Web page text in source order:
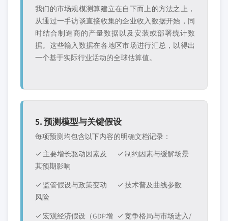
我们的市场规模测算建立在自下而上的方法之上，
从通过一手访谈直接收集的企业收入数据开始，同
时结合制造商的产量数据以及安装或部署统计数
据。这些输入数据在各地区市场进行汇总，以得出
一个基于实际行业活动的全球估算值。
5. 预测模型与关键假设
每项预测均包含以下内容的明确文档记录：
✓ 主要增长驱动因素及
其预期影响
✓ 制约因素与缓解场景
✓ 监管假设与政策变动
风险
✓ 技术普及曲线参数
✓ 宏观经济假设（GDP增 ✓ 竞争格局与市场进入/